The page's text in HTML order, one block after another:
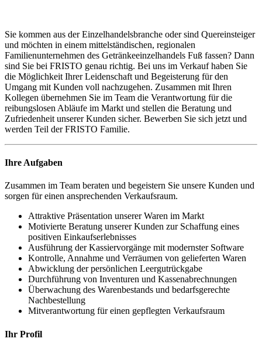
Sie kommen aus der Einzelhandelsbranche oder sind Quereinsteiger
und möchten in einem mittelständischen, regionalen
Familienunternehmen des Getränkeeinzelhandels Fuß fassen? Dann
sind Sie bei FRISTO genau richtig. Bei uns im Verkauf haben Sie
die Möglichkeit Ihrer Leidenschaft und Begeisterung für den
Umgang mit Kunden voll nachzugehen. Zusammen mit Ihren
Kollegen übernehmen Sie im Team die Verantwortung für die
reibungslosen Abläufe im Markt und stellen die Beratung und
Zufriedenheit unserer Kunden sicher. Bewerben Sie sich jetzt und
werden Teil der FRISTO Familie.
Ihre Aufgaben
Zusammen im Team beraten und begeistern Sie unsere Kunden und
sorgen für einen ansprechenden Verkaufsraum.
Attraktive Präsentation unserer Waren im Markt
Motivierte Beratung unserer Kunden zur Schaffung eines
positiven Einkaufserlebnisses
Ausführung der Kassiervorgänge mit modernster Software
Kontrolle, Annahme und Verräumen von gelieferten Waren
Abwicklung der persönlichen Leergutrückgabe
Durchführung von Inventuren und Kassenabrechnungen
Überwachung des Warenbestands und bedarfsgerechte
Nachbestellung
Mitverantwortung für einen gepflegten Verkaufsraum
Ihr Profil